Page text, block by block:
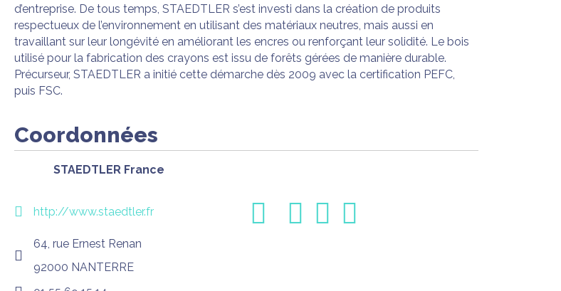
d’entreprise. De tous temps, STAEDTLER s’est investi dans la création de produits
respectueux de l’environnement en utilisant des matériaux neutres, mais aussi en
travaillant sur leur longévité en améliorant les encres ou renforçant leur solidité. Le bois
utilisé pour la fabrication des crayons est issu de forêts gérées de manière durable.
Précurseur, STAEDTLER a initié cette démarche dès 2009 avec la certification PEFC,
puis FSC.
Coordonnées
STAEDTLER France
http://www.staedtler.fr
64, rue Ernest Renan
92000 NANTERRE